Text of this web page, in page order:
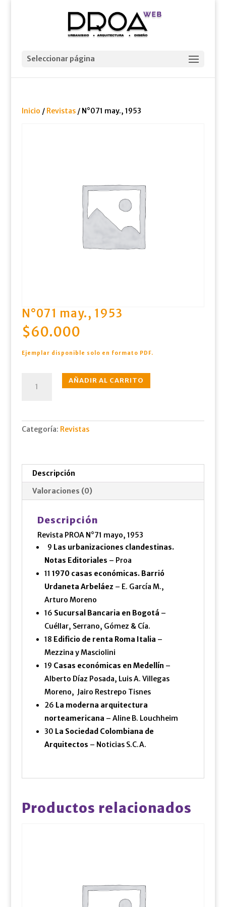
Seleccionar página
Inicio / Revistas/ N°071 may., 1953
N°071 may., 1953
$60.000
Ejemplar disponible solo en formato PDF.
may.,
AÑADIR AL CARRITO
Categoría: Revistas
Descripción
Valoraciones (0)
Descripción
Revista PROA N°71 mayo, 1953
9 Las urbanizaciones clandestinas.
Notas Editoriales – Proa
11 1970 casas económicas. Barrió
Urdaneta Arbeláez – E. García M.,
Arturo Moreno
16 Sucursal Bancaria en Bogotá –
Cuéllar, Serrano, Gómez & Cía.
18 Edificio de renta Roma Italia –
Mezzina y Masciolini
19 Casas económicas en Medellín –
Alberto Díaz Posada, Luis A. Villegas
Moreno, Jairo Restrepo Tisnes
26 La moderna arquitectura
norteamericana – Aline B. Louchheim
30 La Sociedad Colombiana de
Arquitectos – Noticias S.C.A.
Productos relacionados